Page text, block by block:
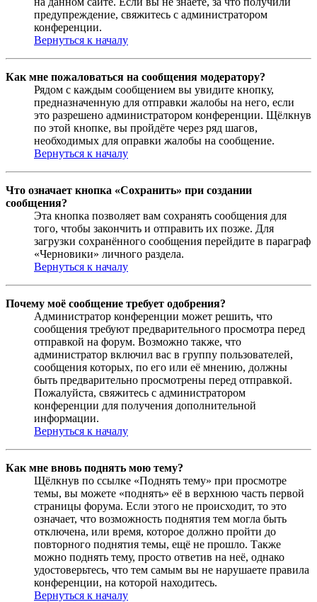
предупреждение, свяжитесь с администратором
конференции.
Вернуться к началу
Как мне пожаловаться на сообщения модератору?
Рядом с каждым сообщением вы увидите кнопку,
предназначенную для отправки жалобы на него, если
это разрешено администратором конференции. Щёлкнув
по этой кнопке, вы пройдёте через ряд шагов,
необходимых для оправки жалобы на сообщение.
Вернуться к началу
Что означает кнопка «Сохранить» при создании
сообщения?
Эта кнопка позволяет вам сохранять сообщения для
того, чтобы закончить и отправить их позже. Для
загрузки сохранённого сообщения перейдите в параграф
«Черновики» личного раздела.
Вернуться к началу
Почему моё сообщение требует одобрения?
Администратор конференции может решить, что
сообщения требуют предварительного просмотра перед
отправкой на форум. Возможно также, что
администратор включил вас в группу пользователей,
сообщения которых, по его или её мнению, должны
быть предварительно просмотрены перед отправкой.
Пожалуйста, свяжитесь с администратором
конференции для получения дополнительной
информации.
Вернуться к началу
Как мне вновь поднять мою тему?
Щёлкнув по ссылке «Поднять тему» при просмотре
темы, вы можете «поднять» её в верхнюю часть первой
страницы форума. Если этого не происходит, то это
означает, что возможность поднятия тем могла быть
отключена, или время, которое должно пройти до
повторного поднятия темы, ещё не прошло. Также
можно поднять тему, просто ответив на неё, однако
удостоверьтесь, что тем самым вы не нарушаете правила
конференции, на которой находитесь.
Вернуться к началу